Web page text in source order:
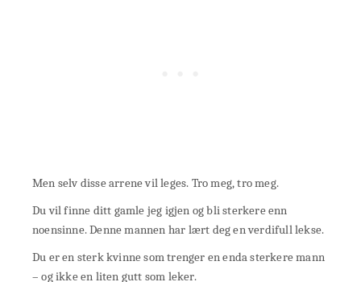
Men selv disse arrene vil leges. Tro meg, tro meg.
Du vil finne ditt gamle jeg igjen og bli sterkere enn
noensinne. Denne mannen har lært deg en verdifull lekse.
Du er en sterk kvinne som trenger en enda sterkere mann
– og ikke en liten gutt som leker.